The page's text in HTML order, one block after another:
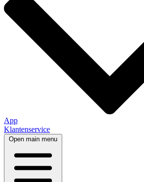
App
Klantenservice
Open main menu